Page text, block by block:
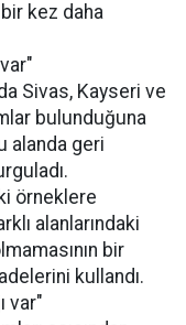
kez daha
Sivas, Kayseri ve
bulunduğuna
alanda geri
örneklere
alanlarındaki
bir
kullandı.
var"